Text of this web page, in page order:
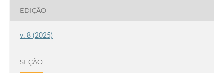
EDIÇÃO
v. 8 (2025)
SEÇÃO